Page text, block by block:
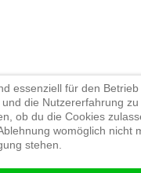
essenziell für den
die Nutzererfahrung zu
ob du die Cookies
womöglich nicht
stehen.